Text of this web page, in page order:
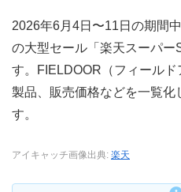
2026年6月4日〜11日の期間
の大型セール「楽天スーパー
す。FIELDOOR（フィール
製品、販売価格などを一覧化
す。
アイキャッチ画像出典: 楽天